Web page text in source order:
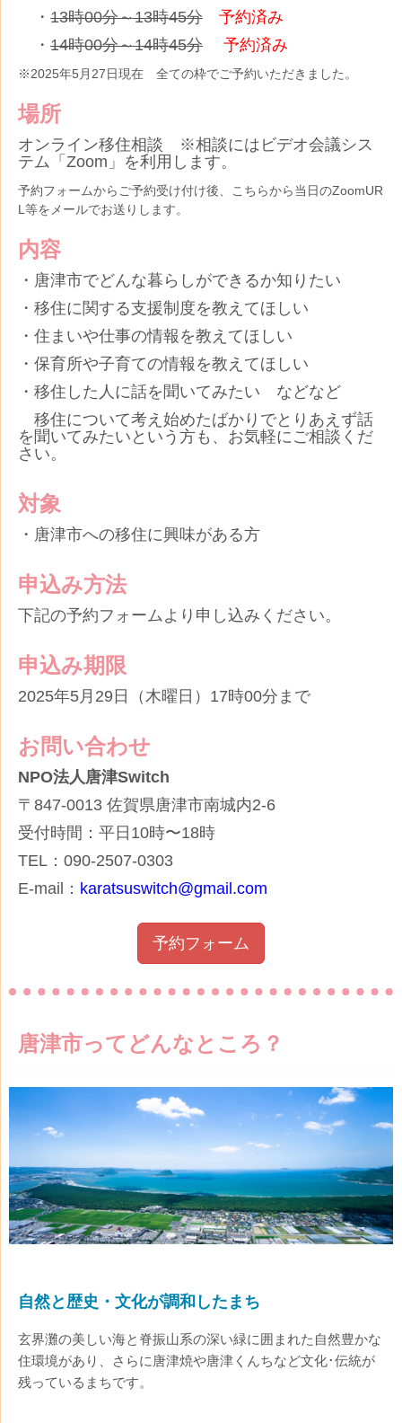
・ 13時00分～13時45分
予約済み
・ 14時00分～14時45分 予約済み
※2025年5月27日現在 全ての枠でご予約いただきました。
場所
オンライン移住相談 ※相談にはビデオ会議シス
テム「Zoom」を利用します。
予約フォームからご予約受け付け後、こちらから当日のZoomUR
L等をメールでお送りします。
内容
・唐津市でどんな暮らしができるか知りたい
・移住に関する支援制度を教えてほしい
・住まいや仕事の情報を教えてほしい
・保育所や子育ての情報を教えてほしい
・移住した人に話を聞いてみたい などなど
移住について考え始めたばかりでとりあえず話
を聞いてみたいという方も、お気軽にご相談くだ
さい。
対象
・唐津市への移住に興味がある方
申込み方法
下記の予約フォームより申し込みください。
申込み期限
2025年5月29日（木曜日）17時00分まで
お問い合わせ
NPO法人唐津Switch
〒847-0013 佐賀県唐津市南城内2-6
受付時間：平日10時〜18時
TEL： 090-2507-0303
E-mail： karatsuswitch@gmail.com
予約フォーム
唐津市ってどんなところ？
自然と歴史・文化が調和したまち
玄界灘の美しい海と脊振山系の深い緑に囲まれた自然豊かな
住環境があり、さらに唐津焼や唐津くんちなど文化･伝統が
残っているまちです。